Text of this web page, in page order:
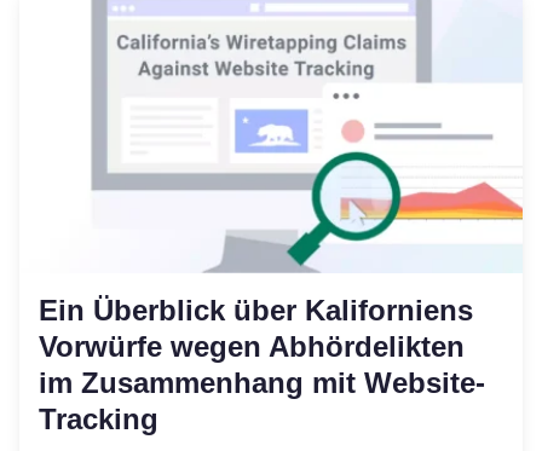
Ein Überblick über Kaliforniens
Vorwürfe wegen Abhördelikten
im Zusammenhang mit Website-
Tracking